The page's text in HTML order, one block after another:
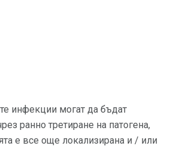
инфекции могат да бъдат
ранно третиране на патогена,
е все още локализирана и / или